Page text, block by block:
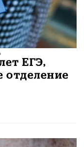
ЕГЭ,
отделение